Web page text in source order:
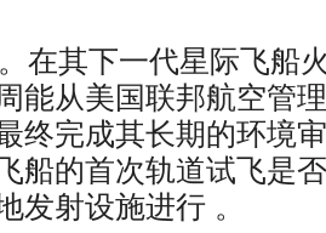
在其下一代星际飞船
能从美国联邦航空管
终完成其长期的环
船的首次轨道试飞是
发射设施进行 。